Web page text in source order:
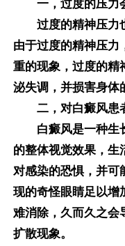
一，过度的压力
过度的精神压力也
由于过度的精神压力
重的现象，过度的精
泌失调，并损害身体
二，对白癜风患
白癜风是一种生长
的整体视觉效果，生
对感染的恐惧，并可
现的奇怪眼睛足以增
难消除，久而久之会
扩散现象。